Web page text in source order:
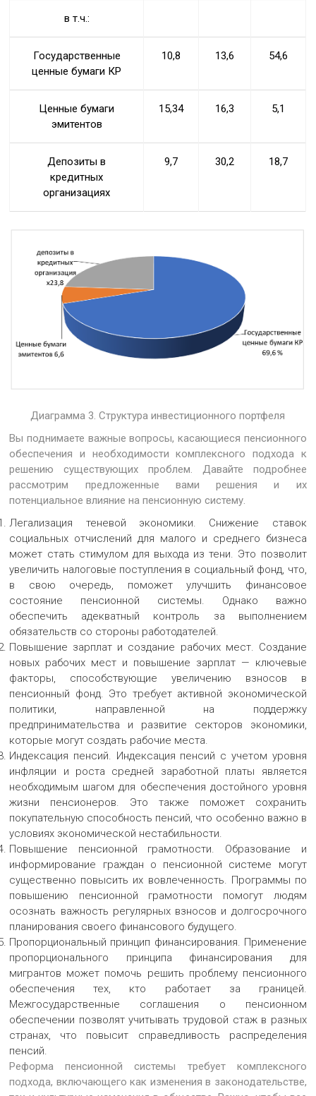
в т.ч.:
Государственные
ценные бумаги КР
10,8 13,6 54,6
Ценные бумаги
эмитентов
15,34 16,3 5,1
Депозиты в
кредитных
организациях
9,7 30,2 18,7
Диаграмма 3. Структура инвестиционного портфеля
Вы поднимаете важные вопросы, касающиеся пенсионного
обеспечения и необходимости комплексного подхода к
решению существующих проблем. Давайте подробнее
рассмотрим предложенные вами решения и их
потенциальное влияние на пенсионную систему.
Легализация теневой экономики. Снижение ставок
социальных отчислений для малого и среднего бизнеса
может стать стимулом для выхода из тени. Это позволит
увеличить налоговые поступления в социальный фонд, что,
в свою очередь, поможет улучшить финансовое
состояние пенсионной системы. Однако важно
обеспечить адекватный контроль за выполнением
обязательств со стороны работодателей.
Повышение зарплат и создание рабочих мест. Создание
новых рабочих мест и повышение зарплат — ключевые
факторы, способствующие увеличению взносов в
пенсионный фонд. Это требует активной экономической
политики, направленной на поддержку
предпринимательства и развитие секторов экономики,
которые могут создать рабочие места.
Индексация пенсий. Индексация пенсий с учетом уровня
инфляции и роста средней заработной платы является
необходимым шагом для обеспечения достойного уровня
жизни пенсионеров. Это также поможет сохранить
покупательную способность пенсий, что особенно важно в
условиях экономической нестабильности.
Повышение пенсионной грамотности. Образование и
информирование граждан о пенсионной системе могут
существенно повысить их вовлеченность. Программы по
повышению пенсионной грамотности помогут людям
осознать важность регулярных взносов и долгосрочного
планирования своего финансового будущего.
Пропорциональный принцип финансирования. Применение
пропорционального принципа финансирования для
мигрантов может помочь решить проблему пенсионного
обеспечения тех, кто работает за границей.
Межгосударственные соглашения о пенсионном
обеспечении позволят учитывать трудовой стаж в разных
странах, что повысит справедливость распределения
пенсий.
Реформа пенсионной системы требует комплексного
подхода, включающего как изменения в законодательстве,